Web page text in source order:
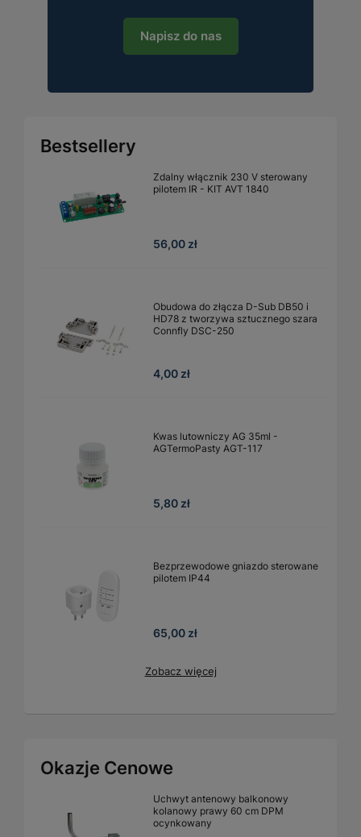
Napisz do nas
Bestsellery
Zdalny włącznik 230 V sterowany
pilotem IR - KIT AVT 1840
56,00 zł
Obudowa do złącza D-Sub DB50 i
HD78 z tworzywa sztucznego szara
Connfly DSC-250
4,00 zł
Kwas lutowniczy AG 35ml -
AGTermoPasty AGT-117
5,80 zł
Bezprzewodowe gniazdo sterowane
pilotem IP44
65,00 zł
Zobacz więcej
Okazje Cenowe
Uchwyt antenowy balkonowy
kolanowy prawy 60 cm DPM
ocynkowany